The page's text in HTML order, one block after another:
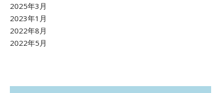
2025年3月
2023年1月
2022年8月
2022年5月